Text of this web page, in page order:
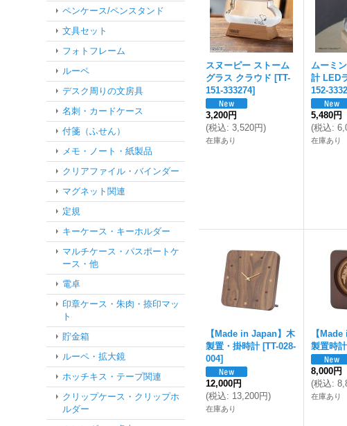
ペンケース/ペンスタンド
文具セット
フォトフレーム
ルーペ
デスク周りの文房具
名刺・カードケース
付箋（ふせん）
メモ・ノート・紙製品
クリアファイル・バインダー
マグネット関連
定規
キーケース・キーホルダー
マルチケース・パスポートケ
ース・他
電卓
印章ケース・朱肉・捺印マッ
ト
貯金箱
ルーペ・拡大鏡
ホッチキス・テープ関連
クリップケース・クリップホ
ルダー
スヌーピー ストーム
グラス クラウド [TT-
151-333274]
3,200円
(税込: 3,520円)
在庫あり
ムーミ
計 LED
152-
5,480円
(税込:
在庫あり
【Made in Japan】木
製置・掛時計 [TT-028-
004]
12,000円
(税込: 13,200円)
在庫あり
【
製置時計
8,000円
(税込:
在庫あり